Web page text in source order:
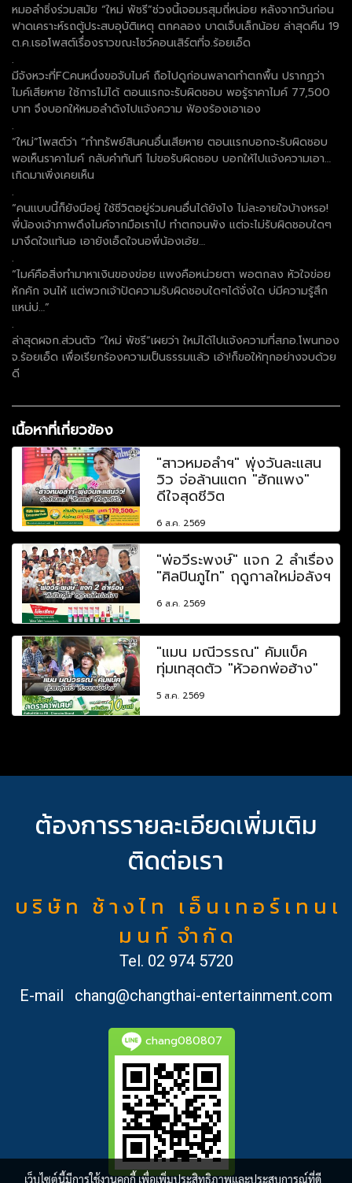
หมอลำซิ่งร่วมสมัย “ใหม่ พัชรี”ช่วงนี้เจอมรสุมถี่หน่อย หลังจากวันก่อน
ฟาดเคราะห์รถตู้ประสบอุบัติเหตุ ตกคลอง บาดเจ็บเล็กน้อย ล่าสุดคืน 19
ต.ค.เธอโพสต์เรื่องราวขณะโชว์คอนเสิร์ตที่จ.ร้อยเอ็ด
.
มีจังหวะที่FCคนหนึ่งขอจับไมค์ ถือไปดูก่อนพลาดทำตกพื้น ปรากฏว่า
ไมค์เสียหาย ใช้การไม่ได้ ตอนแรกจะรับผิดชอบ พอรู้ราคาไมค์ 77,500
บาท จึงบอกให้หมอลำดังไปแจ้งความ ฟ้องร้องเอาเอง
.
“ใหม่”โพสต์ว่า “ทำทรัพย์สินคนอื่นเสียหาย ตอนแรกบอกจะรับผิดชอบ
พอเห็นราคาไมค์ กลับคำทันที ไม่ขอรับผิดชอบ บอกให้ไปแจ้งความเอา…
เกิดมาเพิ่งเคยเห็น
.
“คนแบบนี้ก็ยังมีอยู่ ใช้ชีวิตอยู่ร่วมคนอื่นได้ยังไง ไม่ละอายใจบ้างหรอ!
พี่น้องเจ้าภาพดึงไมค์จากมือเราไป ทำตกจนพัง แต่จะไม่รับผิดชอบใดๆ
มางึดใจแท้นอ เอายังเอ็ดใจนอพี่น้องเอ้ย…
.
“ไมค์คือสิ่งทำมาหาเงินของข่อย แพงคือหน่วยตา พอตกลง หัวใจข่อย
หักคัก จนไห้ แต่พวกเจ้าปัดความรับผิดชอบใดๆได้จั่งใด บ่มีความรู้สึก
แหน่บ่…”
.
ล่าสุดผจก.ส่วนตัว “ใหม่ พัชรี”เผยว่า ใหม่ได้ไปแจ้งความที่สภอ.โพนทอง
จ.ร้อยเอ็ด เพื่อเรียกร้องความเป็นธรรมแล้ว เอ้า!ก็ขอให้ทุกอย่างจบด้วย
ดี
เนื้อหาที่เกี่ยวข้อง
"สาวหมอลำฯ" พุ่งวันละแสน
วิว จ่อล้านแตก "ฮักแพง"
ดีใจสุดชีวิต
6 ส.ค. 2569
"พ่อวีระพงษ์" แจก 2 ลำเรื่อง
"ศิลปินภูไท" ฤดูกาลใหม่อลังฯ
6 ส.ค. 2569
"แมน มณีวรรณ" คัมแบ็ค
ทุ่มเทสุดตัว "หัวอกพ่อฮ้าง"
5 ส.ค. 2569
ต้องการรายละเอียดเพิ่มเติม
ติดต่อเรา
บ ริ ษั ท ช้ า ง ไ ท เ อ็ น เ ท อ ร์ เ ท น เ
ม น ท์ จำ กั ด
Tel. 02 974 5720
E-mail
chang@changthai-entertainment.com
chang080807
เว็บไซต์นี้มีการใช้งานคุกกี้ เพื่อเพิ่มประสิทธิภาพและประสบการณ์ที่ดี